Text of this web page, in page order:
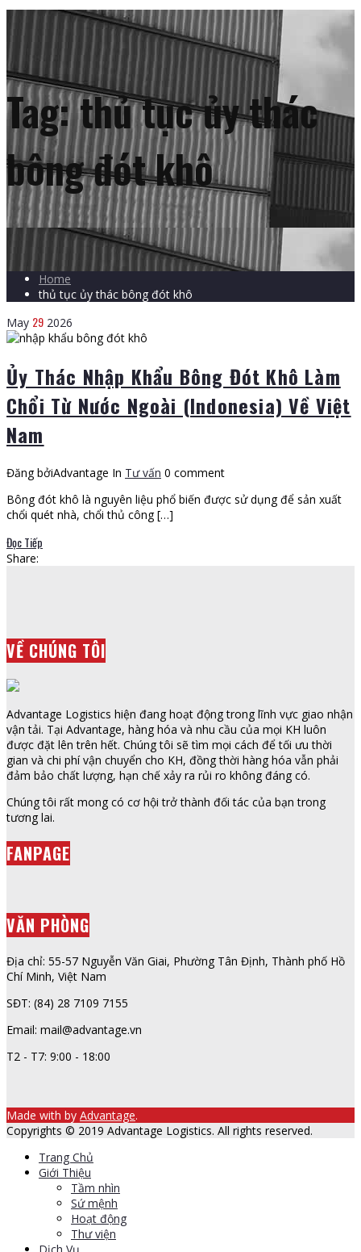
Tag:thủ tục ủy thác
bông đót khô
Home
thủ tục ủy thác bông đót khô
May 29 2026
Ủy Thác Nhập Khẩu Bông Đót Khô Làm
Chổi Từ Nước Ngoài (Indonesia) Về Việt
Nam
Đăng bởiAdvantage In Tư vấn 0 comment
Bông đót khô là nguyên liệu phổ biến được sử dụng để sản xuất
chổi quét nhà, chổi thủ công […]
Đọc Tiếp
Share:
VỀ CHÚNG TÔI
Advantage Logistics hiện đang hoạt động trong lĩnh vực giao nhận
vận tải. Tại Advantage, hàng hóa và nhu cầu của mọi KH luôn
được đặt lên trên hết. Chúng tôi sẽ tìm mọi cách để tối ưu thời
gian và chi phí vận chuyển cho KH, đồng thời hàng hóa vẫn phải
đảm bảo chất lượng, hạn chế xảy ra rủi ro không đáng có.
Chúng tôi rất mong có cơ hội trở thành đối tác của bạn trong
tương lai.
FANPAGE
VĂN PHÒNG
Địa chỉ: 55-57 Nguyễn Văn Giai, Phường Tân Định, Thành phố Hồ
Chí Minh, Việt Nam
SĐT: (84) 28 7109 7155
Email: mail@advantage.vn
T2 - T7: 9:00 - 18:00
Made with by Advantage.
Copyrights © 2019 Advantage Logistics. All rights reserved.
Trang Chủ
Giới Thiệu
Tầm nhìn
Sứ mệnh
Hoạt động
Thư viện